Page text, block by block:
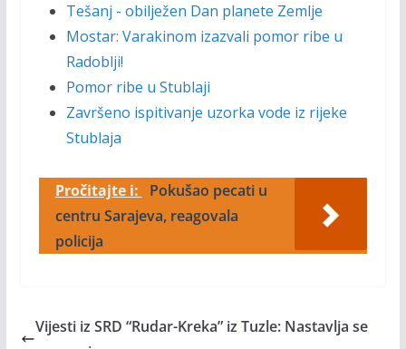
Tešanj - obilježen Dan planete Zemlje
Mostar: Varakinom izazvali pomor ribe u
Radoblji!
Pomor ribe u Stublaji
Završeno ispitivanje uzorka vode iz rijeke
Stublaja
Pročitajte i:
Pokušao pecati u
centru Sarajeva, reagovala
policija
Vijesti iz SRD “Rudar-Kreka” iz Tuzle: Nastavlja se